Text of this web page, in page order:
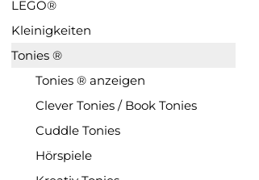
LEGO®
Kleinigkeiten
Tonies ®
Tonies ® anzeigen
Clever Tonies / Book Tonies
Cuddle Tonies
Hörspiele